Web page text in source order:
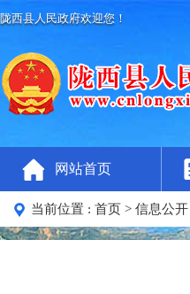
陇西县人民政府欢迎您！
网站首页
当前位置 : 首页 > 信息公开